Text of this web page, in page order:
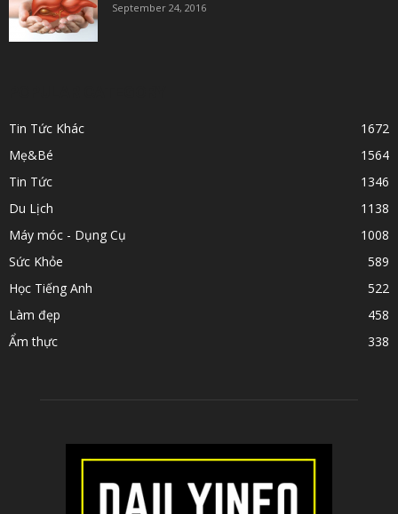
September 24, 2016
Tin Tức Khác
1672
Mẹ&Bé
1564
Tin Tức
1346
Du Lịch
1138
Máy móc - Dụng Cụ
1008
Sức Khỏe
589
Học Tiếng Anh
522
Làm đẹp
458
Ẩm thực
338